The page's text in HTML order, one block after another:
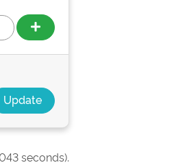
seconds).